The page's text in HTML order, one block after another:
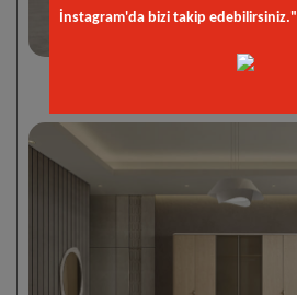
İnstagram'da bizi takip edebilirsiniz."